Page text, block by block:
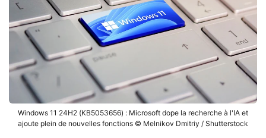
Windows 11 24H2 (KB5053656) : Microsoft dope la recherche à l'IA et
ajoute plein de nouvelles fonctions © Melnikov Dmitriy / Shutterstock